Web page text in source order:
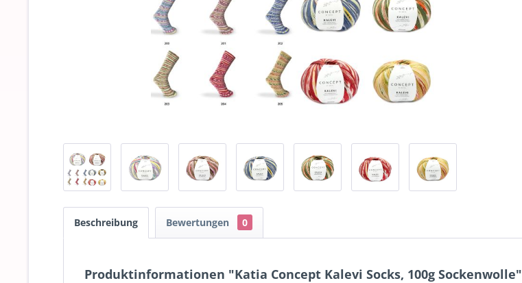
Beschreibung Bewertungen 0
Produktinformationen "Katia Concept Kalevi Socks, 100g Sockenwolle"